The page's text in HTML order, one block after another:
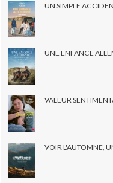
UN SIMPLE
UNE ENFANCE
VALEUR
VOIR L'AUTOMNE,